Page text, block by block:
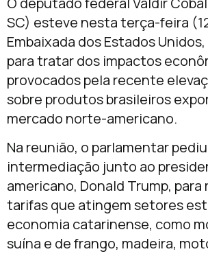
SC) esteve nesta terça-feira
Embaixada dos Estados
para tratar dos impactos
provocados pela recente
sobre produtos brasileiros
mercado norte-americano.
Na reunião, o parlamentar
intermediação junto ao
americano, Donald Trump, para
tarifas que atingem setores
economia catarinense, como
suína e de frango, madeira,